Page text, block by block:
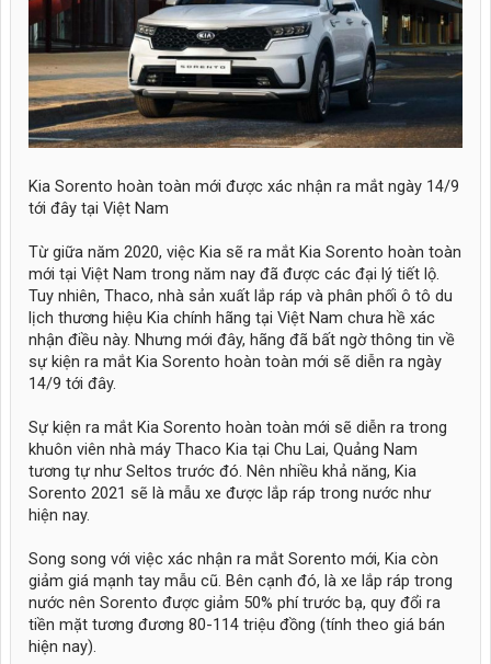
Kia Sorento hoàn toàn mới được xác nhận ra mắt ngày 14/9
tới đây tại Việt Nam
Từ giữa năm 2020, việc Kia sẽ ra mắt Kia Sorento hoàn toàn
mới tại Việt Nam trong năm nay đã được các đại lý tiết lộ.
Tuy nhiên, Thaco, nhà sản xuất lắp ráp và phân phối ô tô du
lịch thương hiệu Kia chính hãng tại Việt Nam chưa hề xác
nhận điều này. Nhưng mới đây, hãng đã bất ngờ thông tin về
sự kiện ra mắt Kia Sorento hoàn toàn mới sẽ diễn ra ngày
14/9 tới đây.
Sự kiện ra mắt Kia Sorento hoàn toàn mới sẽ diễn ra trong
khuôn viên nhà máy Thaco Kia tại Chu Lai, Quảng Nam
tương tự như Seltos trước đó. Nên nhiều khả năng, Kia
Sorento 2021 sẽ là mẫu xe được lắp ráp trong nước như
hiện nay.
Song song với việc xác nhận ra mắt Sorento mới, Kia còn
giảm giá mạnh tay mẫu cũ. Bên cạnh đó, là xe lắp ráp trong
nước nên Sorento được giảm 50% phí trước bạ, quy đổi ra
tiền mặt tương đương 80-114 triệu đồng (tính theo giá bán
hiện nay).